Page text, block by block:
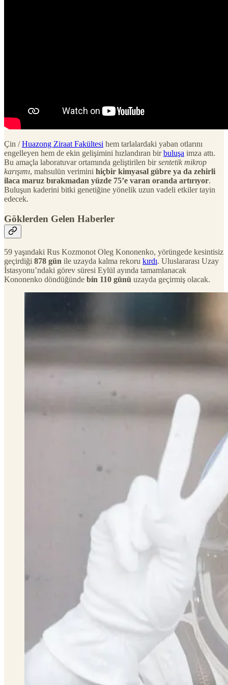
Çin /Huazong Ziraat Fakültesi hem tarlalardaki yaban otlarını
engelleyen hem de ekin gelişimini hızlandıran birbuluşa imza attı.
Bu amaçla laboratuvar ortamında geliştirilen birsentetik mikrop
karışımı, mahsulün verimini hiçbir kimyasal gübre ya da zehirli
ilaca maruz bırakmadan yüzde 75’e varan oranda artırıyor.
Buluşun kaderini bitki genetiğine yönelik uzun vadeli etkiler tayin
edecek.
Göklerden Gelen Haberler
59 yaşındaki Rus Kozmonot Oleg Kononenko, yörüngede kesintisiz
geçirdiği 878 gün ile uzayda kalma rekoru kırdı. Uluslararası Uzay
İstasyonu’ndaki görev süresi Eylül ayında tamamlanacak
Kononenko döndüğünde bin 110 günü uzayda geçirmiş olacak.